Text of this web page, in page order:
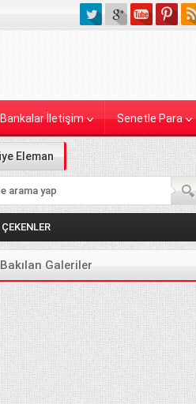
Bankalar İletişim Senetle Para
Eleman
Galeriler